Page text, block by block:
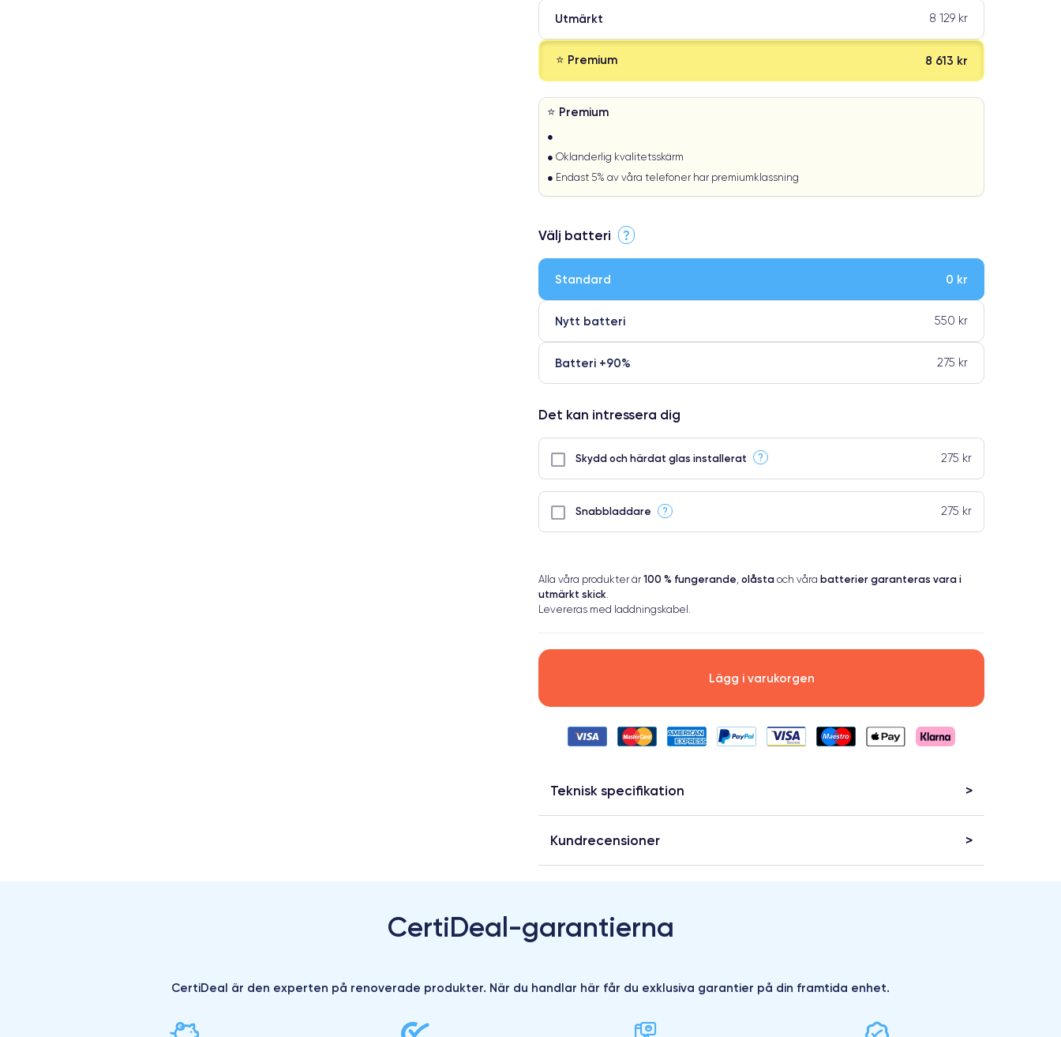
Utmärkt 8 129 kr
⭐ Premium 8 613 kr
⭐ Premium
●
● Oklanderlig kvalitetsskärm
● Endast 5% av våra telefoner har premiumklassning
Välj batteri ?
Standard 0 kr
Nytt batteri 550 kr
Batteri +90% 275 kr
Det kan intressera dig
Skydd och härdat glas installerat ? 275 kr
Snabbladdare ? 275 kr
Alla våra produkter är 100 % fungerande, olåsta och våra batterier garanteras vara i
utmärkt skick.
Levereras med laddningskabel.
Lägg i varukorgen
Teknisk specifikation
Kundrecensioner
CertiDeal-garantierna
CertiDeal är den experten på renoverade produkter. När du handlar här får du exklusiva garantier på din framtida enhet.